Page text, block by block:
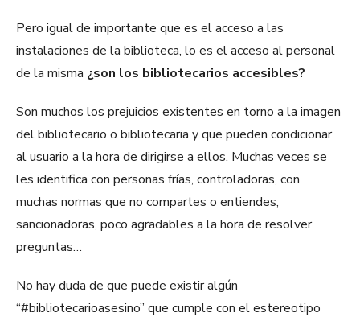
Pero igual de importante que es el acceso a las
instalaciones de la biblioteca, lo es el acceso al personal
de la misma ¿son los bibliotecarios accesibles?
Son muchos los prejuicios existentes en torno a la imagen
del bibliotecario o bibliotecaria y que pueden condicionar
al usuario a la hora de dirigirse a ellos. Muchas veces se
les identifica con personas frías, controladoras, con
muchas normas que no compartes o entiendes,
sancionadoras, poco agradables a la hora de resolver
preguntas…
No hay duda de que puede existir algún
“#bibliotecarioasesino” que cumple con el estereotipo